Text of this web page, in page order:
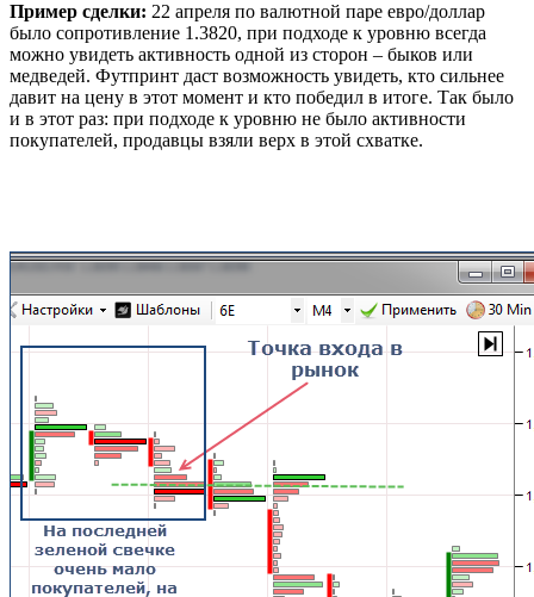
Пример сделки: 22 апреля по валютной паре евро/доллар
было сопротивление 1.3820, при подходе к уровню всегда
можно увидеть активность одной из сторон – быков или
медведей. Футпринт даст возможность увидеть, кто сильнее
давит на цену в этот момент и кто победил в итоге. Так было
и в этот раз: при подходе к уровню не было активности
покупателей, продавцы взяли верх в этой схватке.